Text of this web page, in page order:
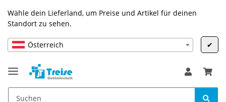
Wähle dein Lieferland, um Preise und Artikel für deinen
Standort zu sehen.
Österreich ✔